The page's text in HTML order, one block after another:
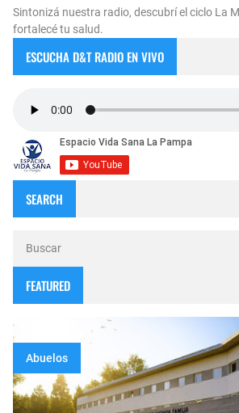
Sintonizá nuestra radio, descubrí el ciclo La
fortalecé tu salud.
ESCUCHA D&T RADIO EN VIVO
SEARCH
FEATURED
Abuelos